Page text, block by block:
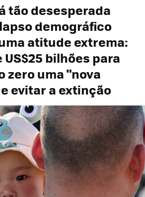
tão desesperada
demográfico
atitude extrema:
bilhões para
zero uma "nova
evitar a extinção